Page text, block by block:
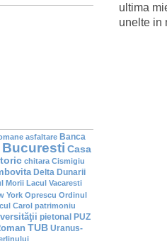
ultima
unelte
asfaltare Banca
Bucuresti Casa
chitara Cismigiu
Delta Dunarii
Morii Lacul Vacaresti
York Oprescu Ordinul
Carol patrimoniu
pietonal PUZ
TUB Uranus-